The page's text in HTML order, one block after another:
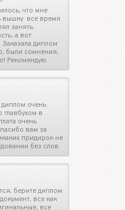
что мне
вышку: все время
занять
а вот
диплом
были сомнения,
Рекомендую.
очень
главбухом в
очень
вам за
придирок не
без слов.
берите диплом
все как
все